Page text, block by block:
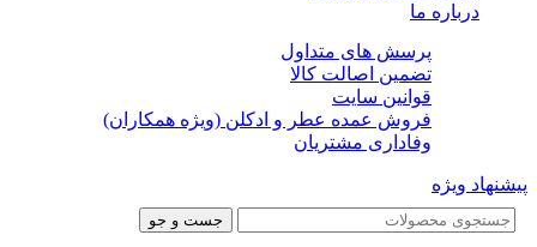
درباره ما
پرسش های متداول
تضمین اصالت کالا
قوانین سایت
فروش عمده عطر و ادکلن (ویژه همکاران)
وفاداری مشتریان
پیشنهاد ویژه
جست و جو